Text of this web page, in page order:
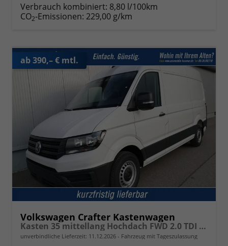
Verbrauch kombiniert: 8,80 l/100km
CO2-Emissionen: 229,00 g/km
ab 390,– € mtl.
Volkswagen Crafter Kastenwagen
Kasten 35 mittellang Hochdach FWD 2.0 TDI L3H3 AHK Kamera 270 Grad App PDC GRA
unverbindliche Lieferzeit: 11.12.2026 Fahrzeug mit Tageszulassung